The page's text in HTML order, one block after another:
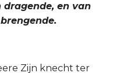
en van
Zijn knecht ter